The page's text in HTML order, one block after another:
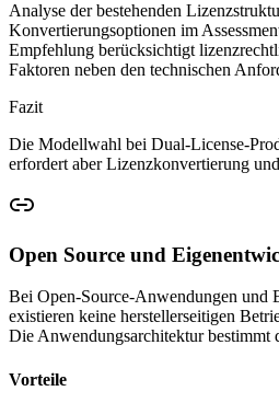
Analyse der bestehenden
Konvertierungsoptionen im
Empfehlung berücksichtigt
Faktoren neben den technischen
Fazit
Die Modellwahl bei Dual-License-
erfordert aber Lizenzkonvertierung
Open Source und
Bei Open-Source-Anwendungen und
existieren keine herstellerseitigen
Die Anwendungsarchitektur bestimmt
Vorteile